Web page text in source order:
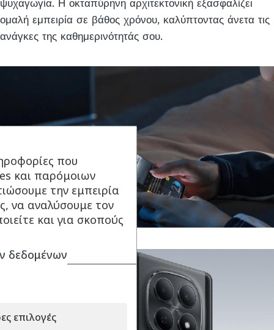
ψυχαγωγία. Η οκταπύρηνη αρχιτεκτονική εξασφαλίζει
ομαλή εμπειρία σε βάθος χρόνου, καλύπτοντας άνετα τις
ανάγκες της καθημερινότητάς σου.
που
και παρόμοιων
την εμπειρία
να αναλύσουμε τον
και για σκοπούς
δεδομένων
επιλογές